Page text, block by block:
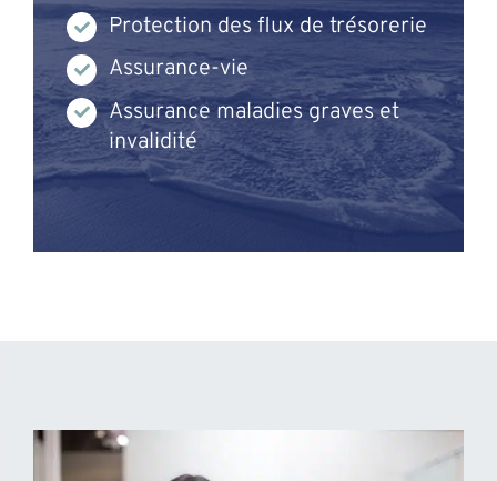
Protection des flux de trésorerie
Assurance-vie
Assurance maladies graves et
invalidité